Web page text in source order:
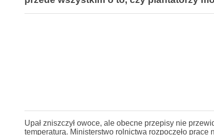
Upał zniszczył owoce, ale obecne przepisy nie
temperaturą. Ministerstwo rolnictwa rozpoczęło